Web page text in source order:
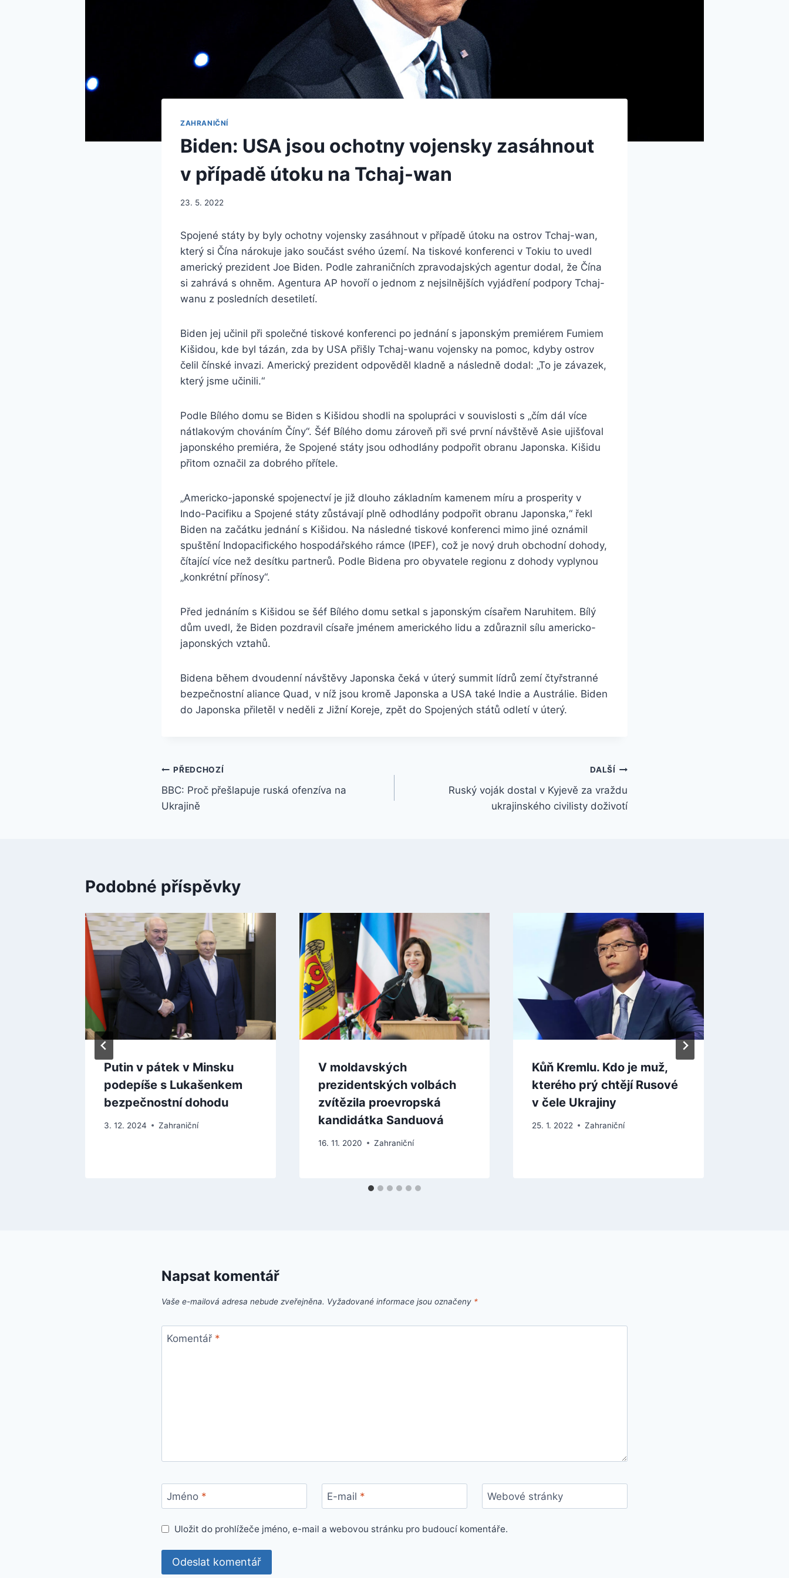
ZAHRANIČNÍ
Biden: USA jsou ochotny vojensky zasáhnout
v případě útoku na Tchaj-wan
23. 5. 2022
Spojené státy by byly ochotny vojensky zasáhnout v případě útoku na ostrov Tchaj-wan,
který si Čína nárokuje jako součást svého území. Na tiskové konferenci v Tokiu to uvedl
americký prezident Joe Biden. Podle zahraničních zpravodajských agentur dodal, že Čína
si zahrává s ohněm. Agentura AP hovoří o jednom z nejsilnějších vyjádření podpory Tchaj-
wanu z posledních desetiletí.
Biden jej učinil při společné tiskové konferenci po jednání s japonským premiérem Fumiem
Kišidou, kde byl tázán, zda by USA přišly Tchaj-wanu vojensky na pomoc, kdyby ostrov
čelil čínské invazi. Americký prezident odpověděl kladně a následně dodal: „To je závazek,
který jsme učinili.“
Podle Bílého domu se Biden s Kišidou shodli na spolupráci v souvislosti s „čím dál více
nátlakovým chováním Číny“. Šéf Bílého domu zároveň při své první návštěvě Asie ujišťoval
japonského premiéra, že Spojené státy jsou odhodlány podpořit obranu Japonska. Kišidu
přitom označil za dobrého přítele.
„Americko-japonské spojenectví je již dlouho základním kamenem míru a prosperity v
Indo-Pacifiku a Spojené státy zůstávají plně odhodlány podpořit obranu Japonska,“ řekl
Biden na začátku jednání s Kišidou. Na následné tiskové konferenci mimo jiné oznámil
spuštění Indopacifického hospodářského rámce (IPEF), což je nový druh obchodní dohody,
čítající více než desítku partnerů. Podle Bidena pro obyvatele regionu z dohody vyplynou
„konkrétní přínosy“.
Před jednáním s Kišidou se šéf Bílého domu setkal s japonským císařem Naruhitem. Bílý
dům uvedl, že Biden pozdravil císaře jménem amerického lidu a zdůraznil sílu americko-
japonských vztahů.
Bidena během dvoudenní návštěvy Japonska čeká v úterý summit lídrů zemí čtyřstranné
bezpečnostní aliance Quad, v níž jsou kromě Japonska a USA také Indie a Austrálie. Biden
do Japonska přiletěl v neděli z Jižní Koreje, zpět do Spojených států odletí v úterý.
Navigace
pro
PŘEDCHOZÍ
BBC: Proč přešlapuje ruská ofenzíva na
Ukrajině
DALŠÍ
Ruský voják dostal v Kyjevě za vraždu
ukrajinského civilisty doživotí
Podobné příspěvky
Putin v pátek v Minsku
podepíše s Lukašenkem
bezpečnostní dohodu
3. 12. 2024 Zahraniční
V moldavských
prezidentských volbách
zvítězila proevropská
kandidátka Sanduová
16. 11. 2020 Zahraniční
Kůň Kremlu. Kdo je muž,
kterého prý chtějí Rusové
v čele Ukrajiny
25. 1. 2022 Zahraniční
Napsat komentář
Vaše e-mailová adresa nebude zveřejněna. Vyžadované informace jsou označeny *
Komentář *
Jméno * E-mail * Webové stránky
Uložit do prohlížeče jméno, e-mail a webovou stránku pro budoucí komentáře.